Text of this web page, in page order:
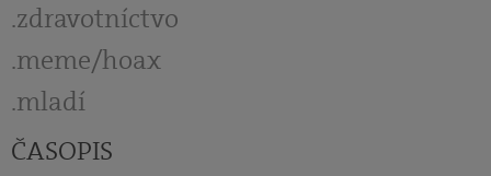
zdravotníctvo
meme/hoax
mladí
ČASOPIS